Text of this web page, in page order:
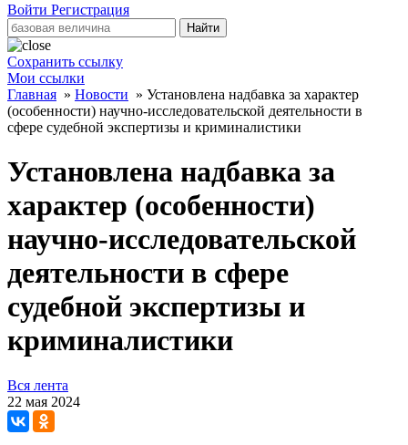
Войти Регистрация
Найти
Сохранить ссылку
Мои ссылки
Главная » Новости » Установлена надбавка за характер
(особенности) научно-исследовательской деятельности в
сфере судебной экспертизы и криминалистики
Установлена надбавка за
характер (особенности)
научно-исследовательской
деятельности в сфере
судебной экспертизы и
криминалистики
Вся лента
22 мая 2024